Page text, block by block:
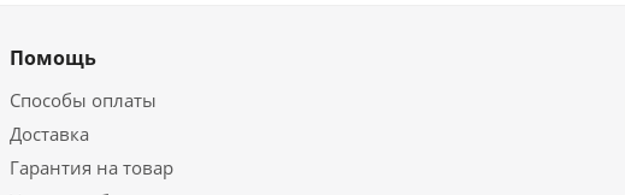
Помощь
Способы оплаты
Доставка
Гарантия на товар